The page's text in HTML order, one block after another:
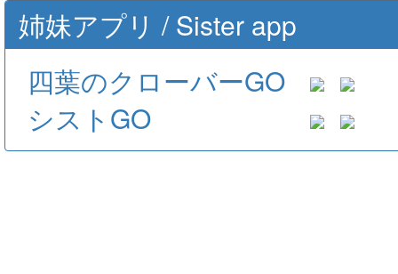
姉妹アプリ / Sister app
四葉のクローバーGO
シストGO